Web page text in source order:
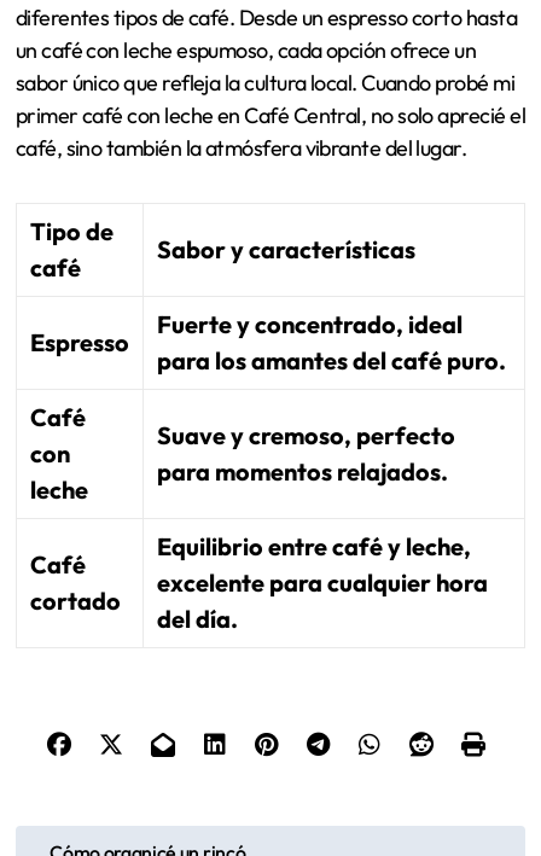
diferentes tipos de café. Desde un espresso corto hasta
un café con leche espumoso, cada opción ofrece un
sabor único que refleja la cultura local. Cuando probé mi
primer café con leche en Café Central, no solo aprecié el
café, sino también la atmósfera vibrante del lugar.
Tipo de
café
Sabor y características
Espresso
Fuerte y concentrado, ideal
para los amantes del café puro.
Café
con
leche
Suave y cremoso, perfecto
para momentos relajados.
Café
cortado
Equilibrio entre café y leche,
excelente para cualquier hora
del día.